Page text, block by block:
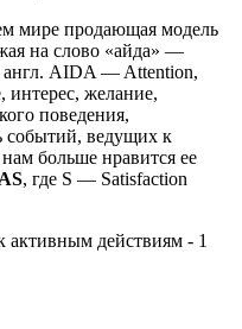
мире продающая модель
на слово «айда» —
англ. AIDA — Attention,
желание,
поведения,
событий, ведущих к
больше нравится ее
, где S — Satisfaction